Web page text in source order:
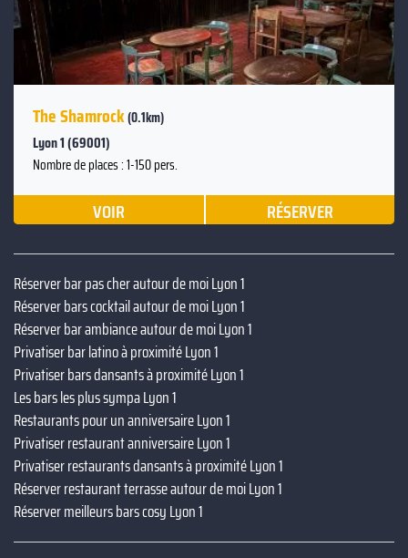
The Shamrock(0.1km)
Lyon 1 (69001)
Nombre de places : 1-150 pers.
VOIR RÉSERVER
Réserver bar pas cher autour de moi Lyon 1
Réserver bars cocktail autour de moi Lyon 1
Réserver bar ambiance autour de moi Lyon 1
Privatiser bar latino à proximité Lyon 1
Privatiser bars dansants à proximité Lyon 1
Les bars les plus sympa Lyon 1
Restaurants pour un anniversaire Lyon 1
Privatiser restaurant anniversaire Lyon 1
Privatiser restaurants dansants à proximité Lyon 1
Réserver restaurant terrasse autour de moi Lyon 1
Réserver meilleurs bars cosy Lyon 1